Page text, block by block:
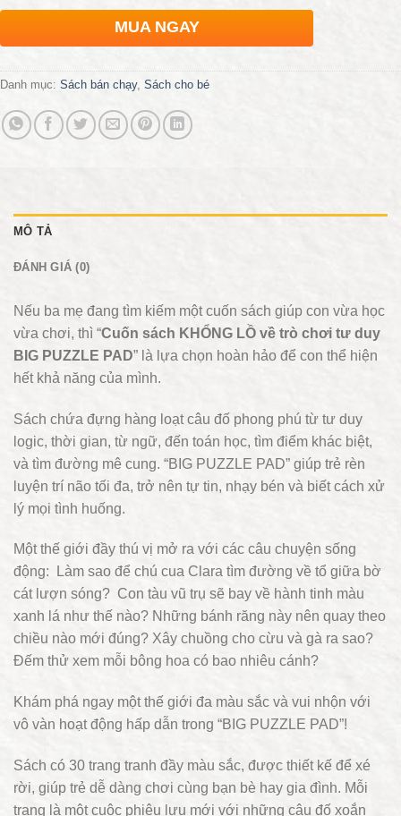
MUA NGAY
Danh mục: Sách bán chạy, Sách cho bé
MÔ TẢ
ĐÁNH GIÁ (0)
Nếu ba mẹ đang tìm kiếm một cuốn sách giúp con vừa học
vừa chơi, thì “Cuốn sách KHỔNG LỒ về trò chơi tư duy
BIG PUZZLE PAD” là lựa chọn hoàn hảo để con thể hiện
hết khả năng của mình.
Sách chứa đựng hàng loạt câu đố phong phú từ tư duy
logic, thời gian, từ ngữ, đến toán học, tìm điểm khác biệt,
và tìm đường mê cung. “BIG PUZZLE PAD” giúp trẻ rèn
luyện trí não tối đa, trở nên tự tin, nhạy bén và biết cách xử
lý mọi tình huống.
Một thế giới đầy thú vị mở ra với các câu chuyện sống
động: Làm sao để chú cua Clara tìm đường về tổ giữa bờ
cát lượn sóng? Con tàu vũ trụ sẽ bay về hành tinh màu
xanh lá như thế nào? Những bánh răng này nên quay theo
chiều nào mới đúng? Xây chuồng cho cừu và gà ra sao?
Đếm thử xem mỗi bông hoa có bao nhiêu cánh?
Khám phá ngay một thế giới đa màu sắc và vui nhộn với
vô vàn hoạt động hấp dẫn trong “BIG PUZZLE PAD”!
Sách có 30 trang tranh đầy màu sắc, được thiết kế để xé
rời, giúp trẻ dễ dàng chơi cùng bạn bè hay gia đình. Mỗi
trang là một cuộc phiêu lưu mới với những câu đố xoắn